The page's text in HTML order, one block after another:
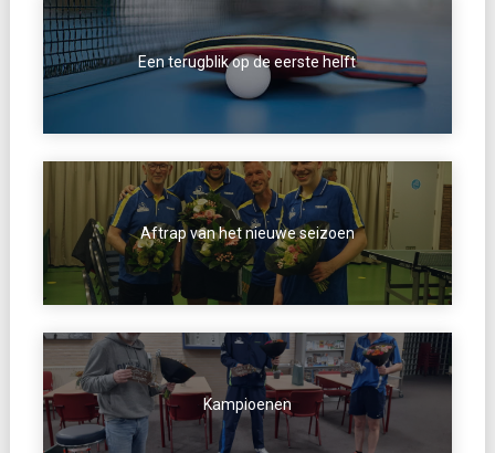
Een terugblik op de eerste helft
Aftrap van het nieuwe seizoen
Kampioenen